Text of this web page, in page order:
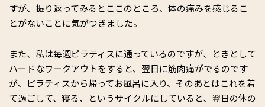
すが、振り返ってみるとここのところ、体の痛みを感じるこ
とがないことに気がつきました。
また、私は毎週ピラティスに通っているのですが、ときとして
ハードなワークアウトをすると、翌日に筋肉痛がでるのです
が、ピラティスから帰ってお風呂に入り、そのあとはこれを着
て過ごして、寝る、というサイクルにしていると、翌日の体の